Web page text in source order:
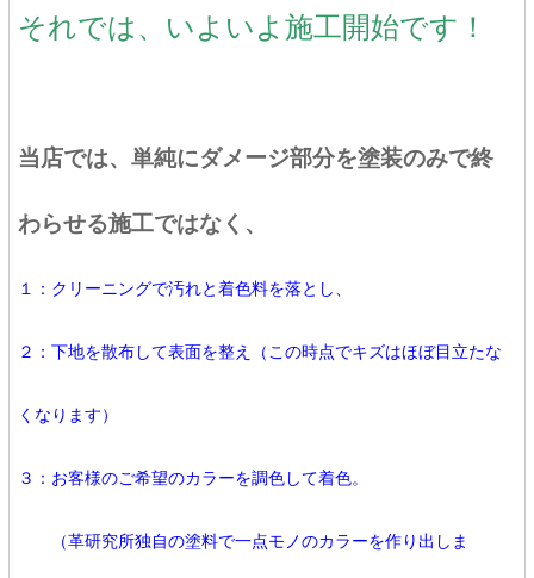
それでは、いよいよ施工開始です！
当店では、単純にダメージ部分を塗装のみで終
わらせる施工ではなく、
１：クリーニングで汚れと着色料を落とし、
２：下地を散布して表面を整え（この時点でキズはほぼ目立たな
くなります）
３：お客様のご希望のカラーを調色して着色。
（革研究所独自の塗料で一点モノのカラーを作り出しま